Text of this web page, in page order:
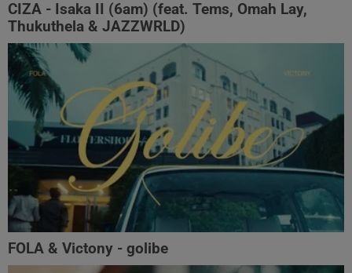
CIZA - Isaka II (6am) (feat. Tems, Omah Lay,
Thukuthela & JAZZWRLD)
FOLA & Victony - golibe